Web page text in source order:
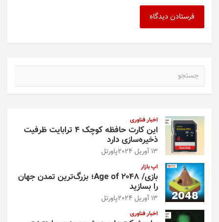
اخبار فناوری
این کارت حافظه کوچک ۴ ترابایت ظرفیت
ذخیره‌سازی دارد
13 آوریل 2024 پاورتل
اپ بازار
بازی/ Age of 2048؛ بزرگ‌ترین تمدن جهان
را بسازید
13 آوریل 2024 پاورتل
اخبار فناوری